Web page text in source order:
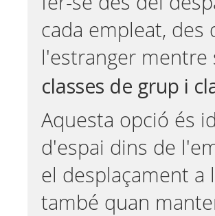
cada empleat, des
l'estranger mentre
classes de grup i
Aquesta opció és
d'espai dins de
el desplaçament a
també quan